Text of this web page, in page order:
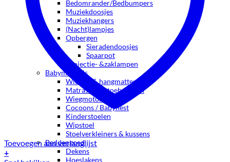
Bedomrander/Bedbumpers
Muziekdoosjes
Muziekhangers
(Nacht)lampjes
Opbergen
Sieradendoosjes
Spaarpot
Projectie- &zaklampen
Babymeubels
Wiegjes & hangmatten
Matrassen & toebehoren
Wiegmotors
Cocoons / Babynest
Kinderstoelen
Wipstoel
Stoelverkleiners & kussens
Beddengoed
Dekens
Hoeslakens
Toevoegen aan verlanglijst
+